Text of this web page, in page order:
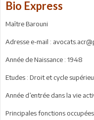
Bio Express
Maître Barouni
Adresse e-mail :
Année de Naissance : 1948
Etudes : Droit et cycle
Année d’entrée dans la vie
Principales fonctions